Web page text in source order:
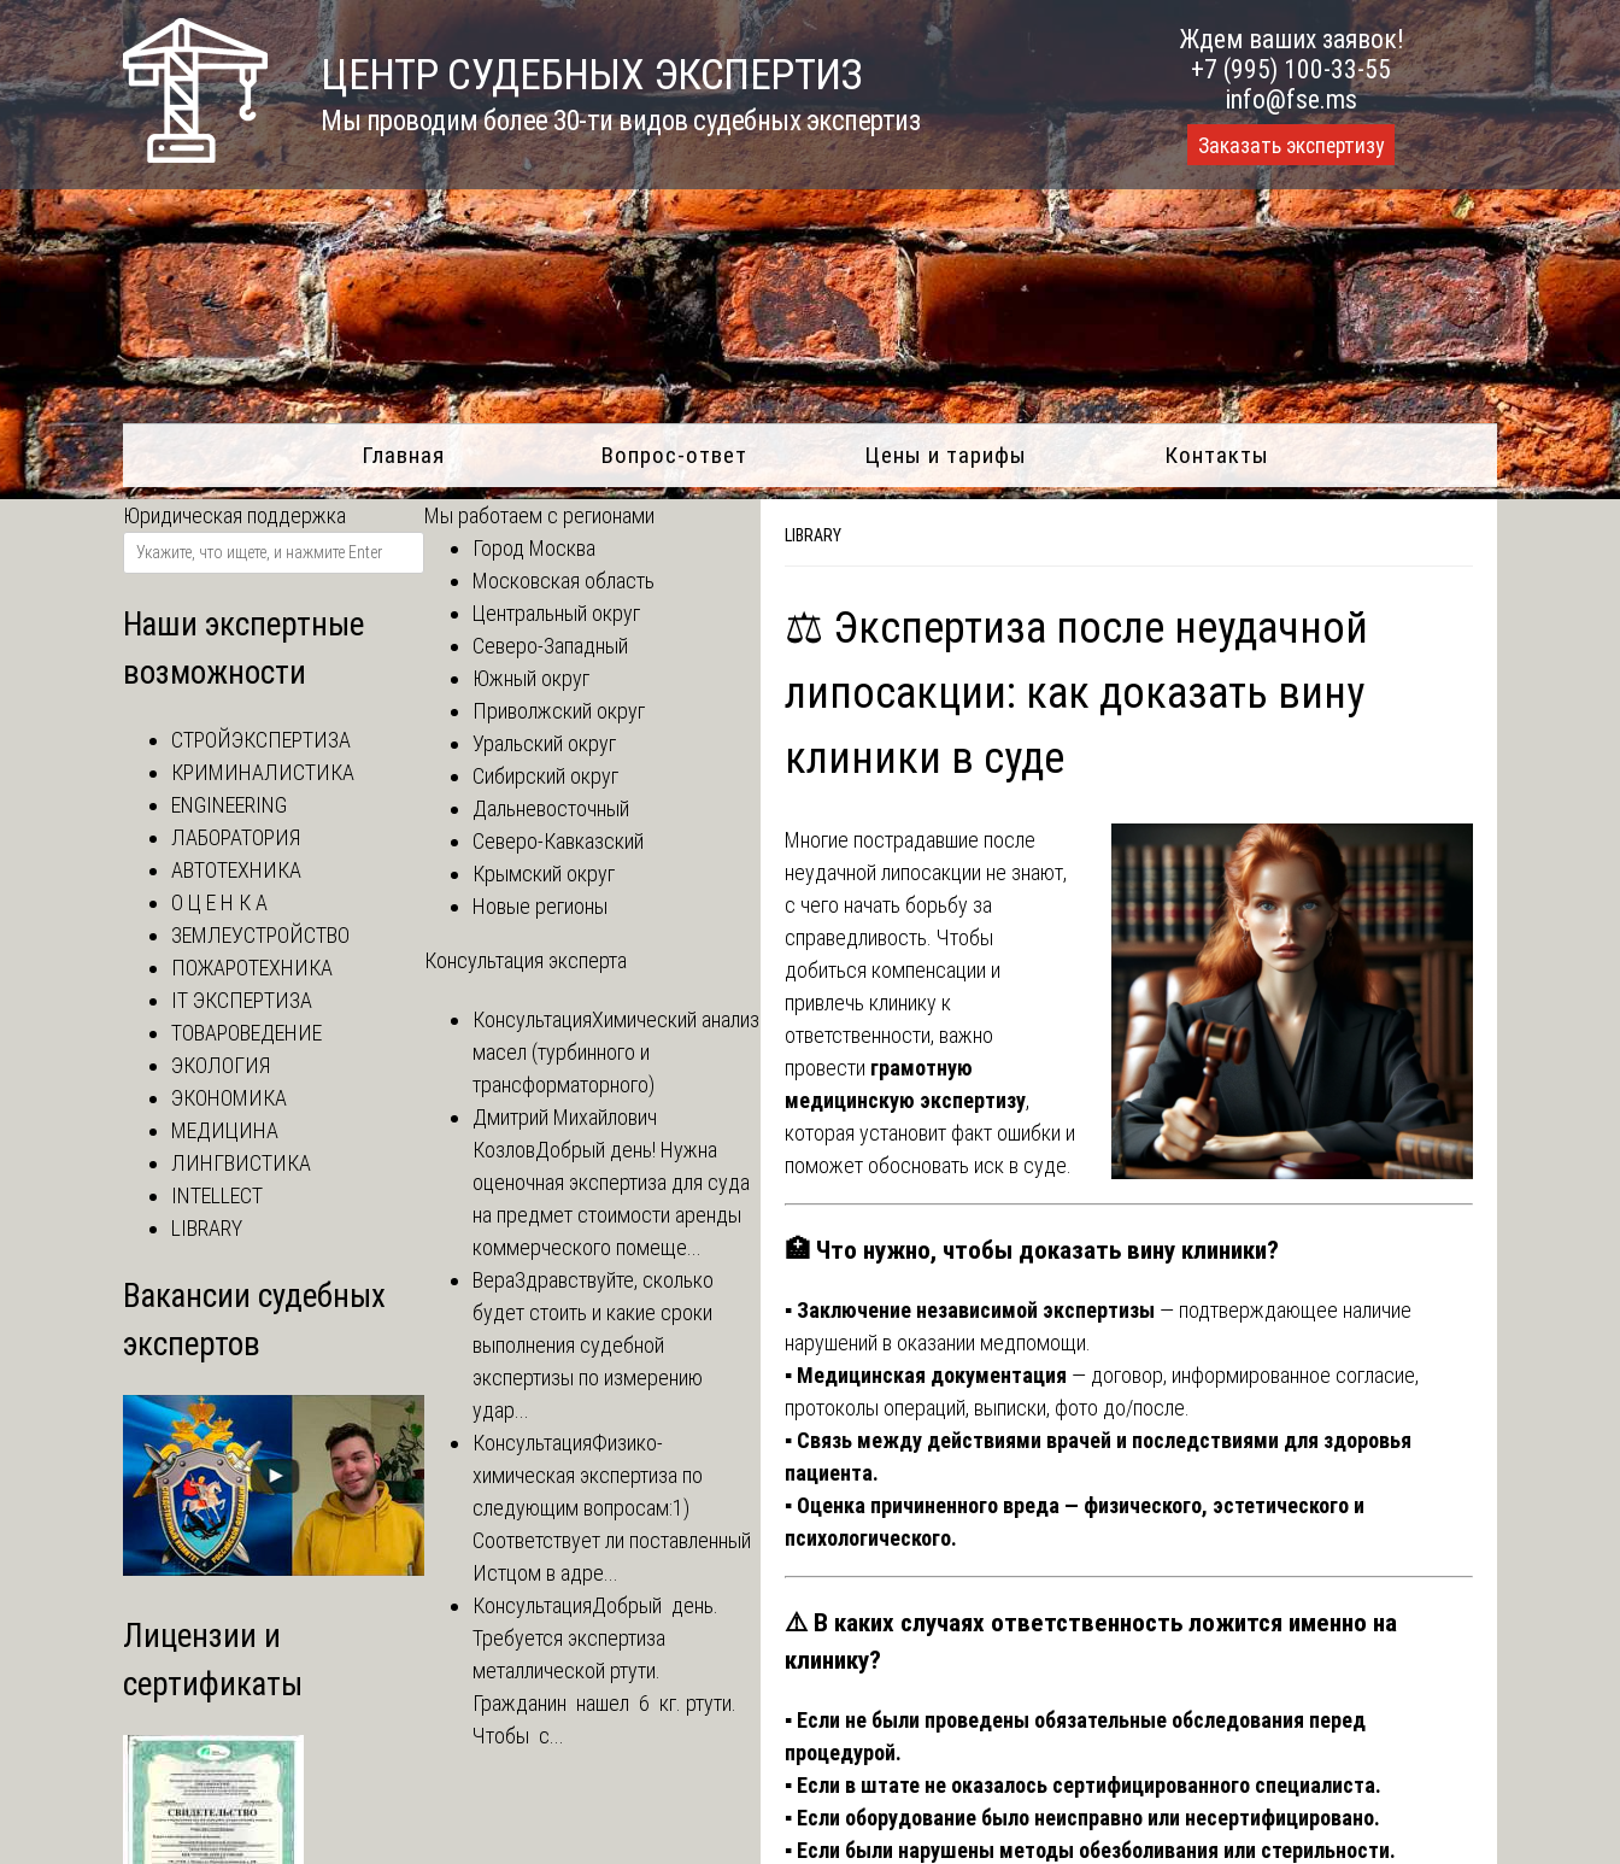
Skip
to
content
ЦЕНТР СУДЕБНЫХ ЭКСПЕРТИЗ
Мы проводим более 30-ти видов судебных экспертиз
Ждем ваших заявок!
+7 (995) 100-33-55
info@fse.ms
Заказать экспертизу
Главная Вопрос-ответ Цены и тарифы Контакты
LIBRARY
⚖️ Экспертиза после неудачной
липосакции: как доказать вину
клиники в суде
Многие пострадавшие после
неудачной липосакции не знают,
с чего начать борьбу за
справедливость. Чтобы
добиться компенсации и
привлечь клинику к
ответственности, важно
провести грамотную
медицинскую экспертизу,
которая установит факт ошибки и
поможет обосновать иск в суде.
🏥 Что нужно, чтобы доказать вину клиники?
▪️ Заключение независимой экспертизы — подтверждающее наличие
нарушений в оказании медпомощи.
▪️ Медицинская документация — договор, информированное согласие,
протоколы операций, выписки, фото до/после.
▪️ Связь между действиями врачей и последствиями для здоровья
пациента.
▪️ Оценка причиненного вреда — физического, эстетического и
психологического.
⚠️ В каких случаях ответственность ложится именно на
клинику?
▪️ Если не были проведены обязательные обследования перед
процедурой.
▪️ Если в штате не оказалось сертифицированного специалиста.
▪️ Если оборудование было неисправно или несертифицировано.
▪️ Если были нарушены методы обезболивания или стерильности.
Юридическая поддержка
Наши экспертные
возможности
СТРОЙЭКСПЕРТИЗА
КРИМИНАЛИСТИКА
ENGINEERING
ЛАБОРАТОРИЯ
АВТОТЕХНИКА
О Ц Е Н К А
ЗЕМЛЕУСТРОЙСТВО
ПОЖАРОТЕХНИКА
IT ЭКСПЕРТИЗА
ТОВАРОВЕДЕНИЕ
ЭКОЛОГИЯ
ЭКОНОМИКА
МЕДИЦИНА
ЛИНГВИСТИКА
INTELLECT
LIBRARY
Вакансии судебных
экспертов
Лицензии и
сертификаты
Мы работаем с регионами
Город Москва
Московская область
Центральный округ
Северо-Западный
Южный округ
Приволжский округ
Уральский округ
Сибирский округ
Дальневосточный
Северо-Кавказский
Крымский округ
Новые регионы
Консультация эксперта
КонсультацияХимический анализ
масел (турбинного и
трансформаторного)
Дмитрий Михайлович
КозловДобрый день! Нужна
оценочная экспертиза для суда
на предмет стоимости аренды
коммерческого помеще...
ВераЗдравствуйте, сколько
будет стоить и какие сроки
выполнения судебной
экспертизы по измерению
удар...
КонсультацияФизико-
химическая экспертиза по
следующим вопросам:1)
Соответствует ли поставленный
Истцом в адре...
КонсультацияДобрый день.
Требуется экспертиза
металлической ртути.
Гражданин нашел 6 кг. ртути.
Чтобы с...